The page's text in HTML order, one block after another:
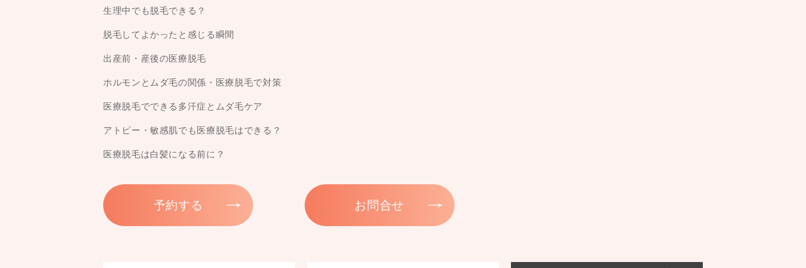
生理中でも脱毛できる？
脱毛してよかったと感じる瞬間
出産前・産後の医療脱毛
ホルモンとムダ毛の関係・医療脱毛で対策
医療脱毛でできる多汗症とムダ毛ケア
アトピー・敏感肌でも医療脱毛はできる？
医療脱毛は白髪になる前に？
予約する お問合せ